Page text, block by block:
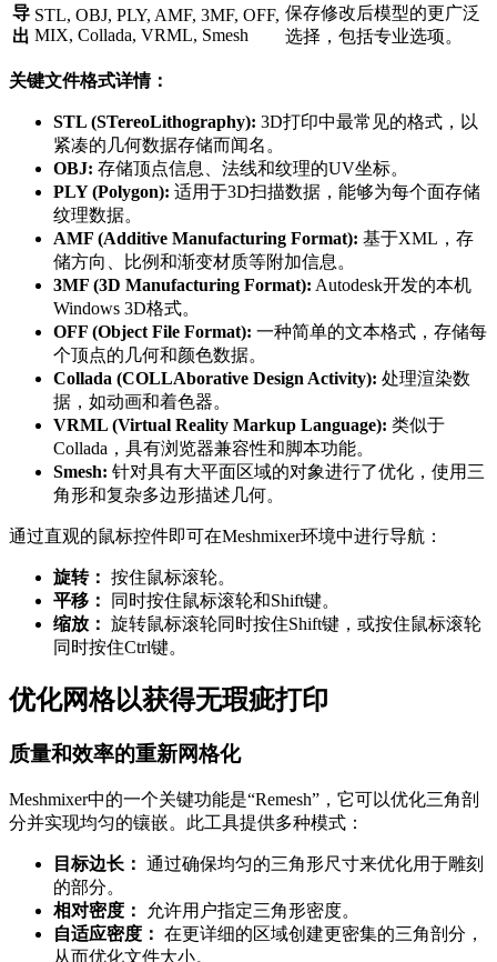
导
出
STL, OBJ, PLY, AMF, 3MF, OFF,
MIX, Collada, VRML, Smesh
保存修改后模型的更广泛
选择，包括专业选项。
关键文件格式详情：
STL (STereoLithography): 3D打印中最常见的格式，以
紧凑的几何数据存储而闻名。
OBJ: 存储顶点信息、法线和纹理的UV坐标。
PLY (Polygon): 适用于3D扫描数据，能够为每个面存储
纹理数据。
AMF (Additive Manufacturing Format): 基于XML，存
储方向、比例和渐变材质等附加信息。
3MF (3D Manufacturing Format): Autodesk开发的本机
Windows 3D格式。
OFF (Object File Format): 一种简单的文本格式，存储每
个顶点的几何和颜色数据。
Collada (COLLAborative Design Activity): 处理渲染数
据，如动画和着色器。
VRML (Virtual Reality Markup Language): 类似于
Collada，具有浏览器兼容性和脚本功能。
Smesh: 针对具有大平面区域的对象进行了优化，使用三
角形和复杂多边形描述几何。
通过直观的鼠标控件即可在Meshmixer环境中进行导航：
旋转： 按住鼠标滚轮。
平移：
同时按住鼠标滚轮和Shift键。
缩放： 旋转鼠标滚轮同时按住Shift键，或按住鼠标滚轮
同时按住Ctrl键。
优化网格以获得无瑕疵打印
质量和效率的重新网格化
Meshmixer中的一个关键功能是“Remesh”，它可以优化三角剖
分并实现均匀的镶嵌。此工具提供多种模式：
目标边长： 通过确保均匀的三角形尺寸来优化用于雕刻
的部分。
相对密度：
允许用户指定三角形密度。
自适应密度： 在更详细的区域创建更密集的三角剖分，
从而优化文件大小。